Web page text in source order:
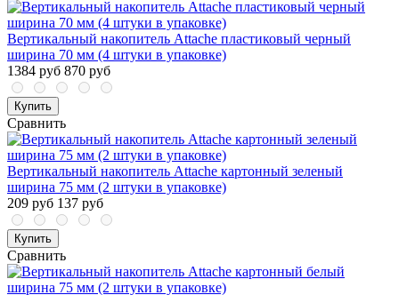
Вертикальный накопитель Attache пластиковый черный
ширина 70 мм (4 штуки в упаковке)
1384 руб 870 руб
Купить
Сравнить
Вертикальный накопитель Attache картонный зеленый
ширина 75 мм (2 штуки в упаковке)
209 руб 137 руб
Купить
Сравнить